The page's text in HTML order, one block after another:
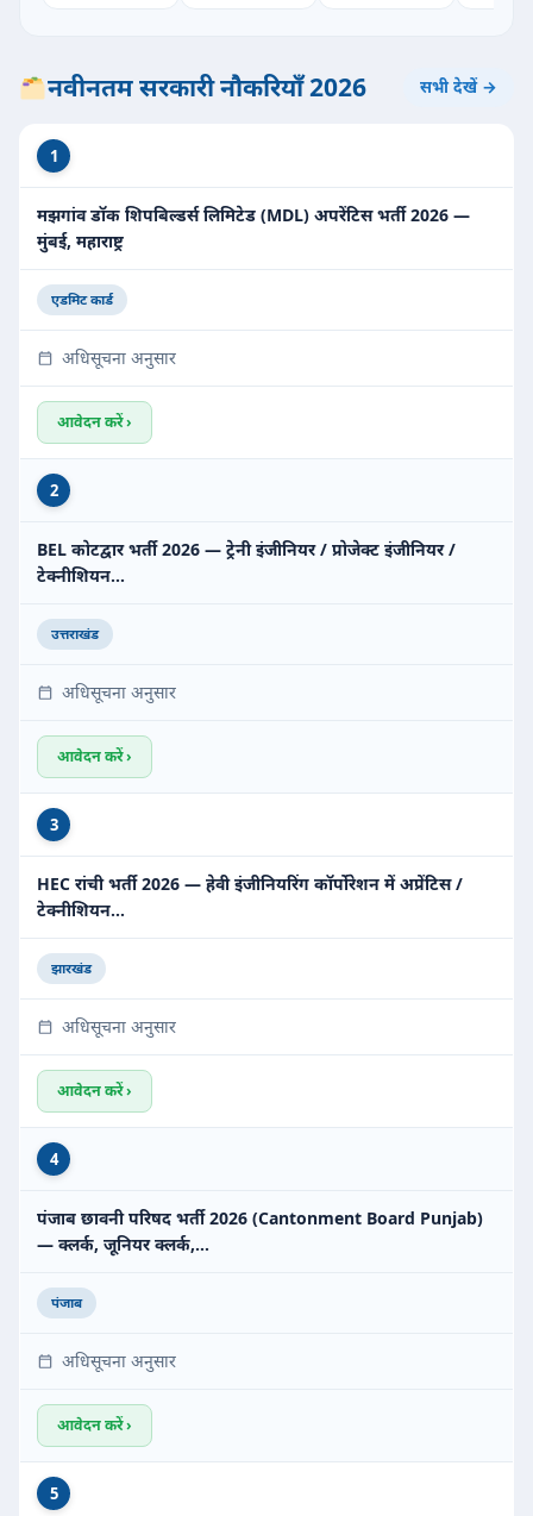
नवीनतम सरकारी नौकरियाँ 2026 सभी देखें →
1
मझगांव डॉक शिपबिल्डर्स लिमिटेड (MDL) अपरेंटिस भर्ती 2026 —
मुंबई, महाराष्ट्र
एडमिट कार्ड
अधिसूचना अनुसार
आवेदन करें ›
2
BEL कोटद्वार भर्ती 2026 — ट्रेनी इंजीनियर / प्रोजेक्ट इंजीनियर /
टेक्नीशियन…
उत्तराखंड
अधिसूचना अनुसार
आवेदन करें ›
3
HEC रांची भर्ती 2026 — हेवी इंजीनियरिंग कॉर्पोरेशन में अप्रेंटिस /
टेक्नीशियन…
झारखंड
अधिसूचना अनुसार
आवेदन करें ›
4
पंजाब छावनी परिषद भर्ती 2026 (Cantonment Board Punjab)
— क्लर्क, जूनियर क्लर्क,…
पंजाब
अधिसूचना अनुसार
आवेदन करें ›
5